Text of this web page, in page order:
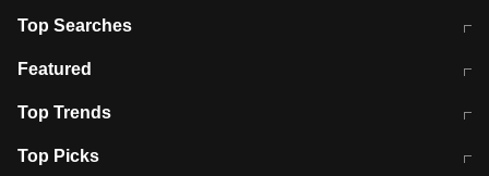
Top Searches
मुंबई में लगे 'जेन जी' के पोस्टर, लिखा- 'मैं
Featured
10 अगस्त को विधानसभा का घेराव करेंगे
Top Trends
RBI का नया नियम: अब बैंकों को अपनी सभी
Top Picks